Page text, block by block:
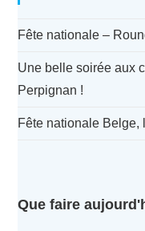
Fête nationale –
Une belle soirée aux
Perpignan !
Fête nationale Belge,
Que faire